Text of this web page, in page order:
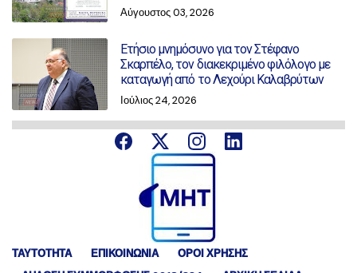
Αύγουστος 03, 2026
Ετήσιο μνημόσυνο για τον Στέφανο
Σκαρπέλο, τον διακεκριμένο φιλόλογο με
καταγωγή από το Λεχούρι Καλαβρύτων
Ιούλιος 24, 2026
ΤΑΥΤΟΤΗΤΑ ΕΠΙΚΟΙΝΩΝΙΑ
ΟΡΟΙ ΧΡΗΣΗΣ